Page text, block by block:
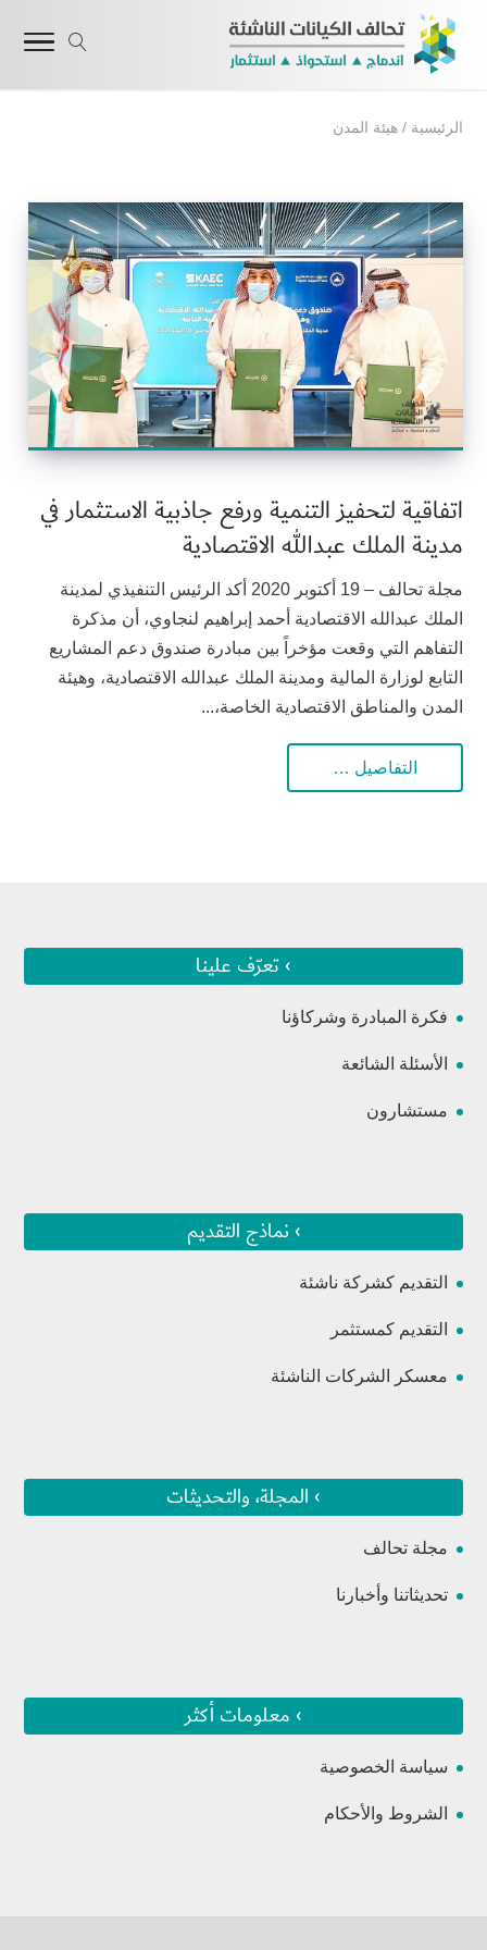
الرئيسية / هيئة المدن
اتفاقية لتحفيز التنمية ورفع جاذبية الاستثمار في
مدينة الملك عبدالله الاقتصادية
مجلة تحالف – 19 أكتوبر 2020 أكد الرئيس التنفيذي لمدينة
الملك عبدالله الاقتصادية أحمد إبراهيم لنجاوي، أن مذكرة
التفاهم التي وقعت مؤخراً بين مبادرة صندوق دعم المشاريع
التابع لوزارة المالية ومدينة الملك عبدالله الاقتصادية، وهيئة
المدن والمناطق الاقتصادية الخاصة،...
التفاصيل …
› تعرّف علينا
فكرة المبادرة وشركاؤنا
الأسئلة الشائعة
مستشارون
› نماذج التقديم
التقديم كشركة ناشئة
التقديم كمستثمر
معسكر الشركات الناشئة
› المجلة، والتحديثات
مجلة تحالف
تحديثاتنا وأخبارنا
› معلومات أكثر
سياسة الخصوصية
الشروط والأحكام